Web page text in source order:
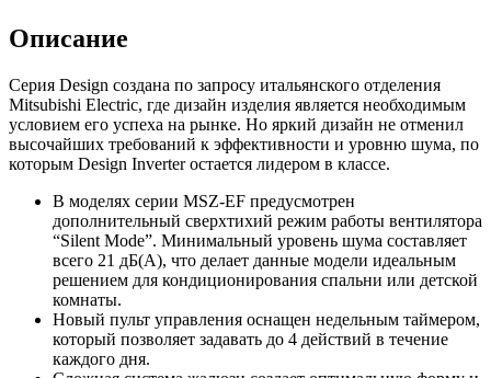
Описание
Серия Design создана по запросу итальянского отделения
Mitsubishi Electric, где дизайн изделия является необходимым
условием его успеха на рынке. Но яркий дизайн не отменил
высочайших требований к эффективности и уровню шума, по
которым Design Inverter остается лидером в классе.
В моделях серии MSZ-EF предусмотрен
дополнительный сверхтихий режим работы вентилятора
“Silent Mode”. Минимальный уровень шума составляет
всего 21 дБ(А), что делает данные модели идеальным
решением для кондиционирования спальни или детской
комнаты.
Новый пульт управления оснащен недельным таймером,
который позволяет задавать до 4 действий в течение
каждого дня.